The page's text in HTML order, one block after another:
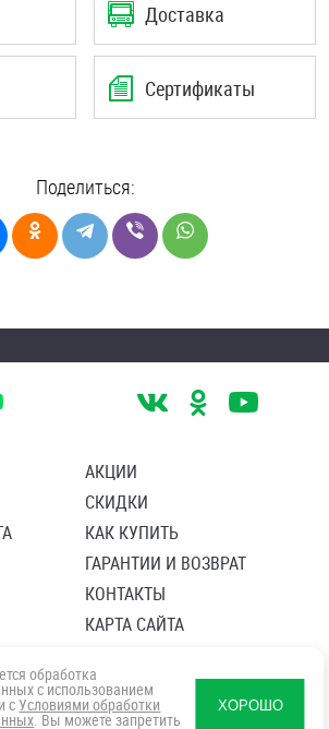
Доставка
Сертификаты
Поделиться:
АКЦИИ
СКИДКИ
КАК КУПИТЬ
ГАРАНТИИ И ВОЗВРАТ
КОНТАКТЫ
КАРТА САЙТА
персональных данных
на обработку персональных данны
обработка
с использованием
с Условиями обработки
. Вы можете запретить
ХОРОШО